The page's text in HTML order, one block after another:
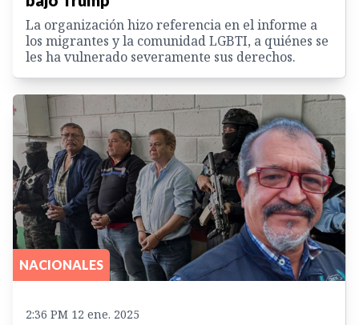
La organización hizo referencia en el informe a
los migrantes y la comunidad LGBTI, a quiénes se
les ha vulnerado severamente sus derechos.
NACIONALES
2:36 PM 12 ene. 2025